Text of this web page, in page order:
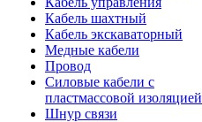
Кабель шахтный
Кабель экскаваторный
Медные кабели
Провод
Силовые кабели с
пластмассовой изоляцией
Шнур связи